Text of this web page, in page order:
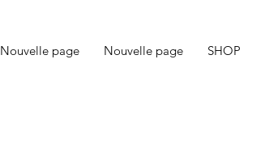
Nouvelle page Nouvelle page SHOP